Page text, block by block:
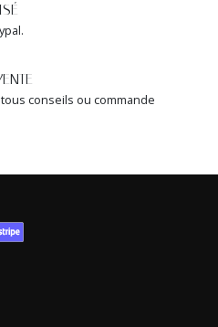
conseils ou commande